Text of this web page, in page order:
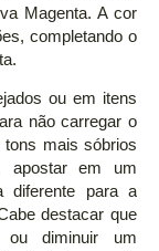
Magenta. A cor
completando o
ou em itens
não carregar o
mais sóbrios
apostar em um
diferente para a
destacar que
diminuir um